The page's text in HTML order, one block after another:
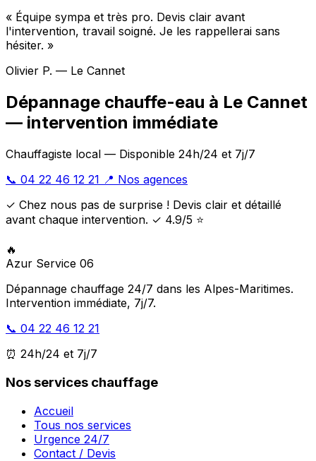
« Équipe sympa et très pro. Devis clair avant
l'intervention, travail soigné. Je les rappellerai sans
hésiter. »
Olivier P. — Le Cannet
Dépannage chauffe-eau à Le Cannet
— intervention immédiate
Chauffagiste local — Disponible 24h/24 et 7j/7
📞 04 22 46 12 21 📍 Nos agences
✓ Chez nous pas de surprise ! Devis clair et détaillé
avant chaque intervention. ✓ 4.9/5 ⭐
🔥
Azur Service 06
Dépannage chauffage 24/7 dans les Alpes-Maritimes.
Intervention immédiate, 7j/7.
📞 04 22 46 12 21
⏰ 24h/24 et 7j/7
Nos services chauffage
Accueil
Tous nos services
Urgence 24/7
Contact / Devis